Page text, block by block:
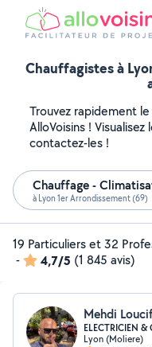
Chauffagistes à
Trouvez rapidement
AlloVoisins !
contactez-les !
Chauffage -
à Lyon 1er Arrondissement (69)
19 Particuliers et 32
-
4,7/5 (1 845 avis)
Mehdi
ELECTRICIEN &
Lyon (Moliere)